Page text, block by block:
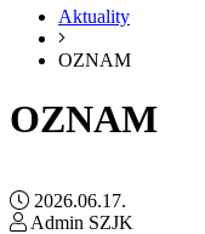
Aktuality
OZNAM
OZNAM
2026.06.17.
Admin SZJK